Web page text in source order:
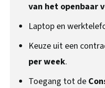
van het openbaar
Laptop en
Keuze uit een
per week.
Toegang tot de